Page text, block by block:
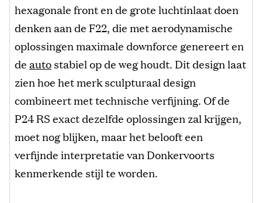
hexagonale front en de grote luchtinlaat doen
denken aan de F22, die met aerodynamische
oplossingen maximale downforce genereert en
deautostabiel op de weg houdt. Dit design laat
zien hoe het merk sculpturaal design
combineert met technische verfijning. Of de
P24 RS exact dezelfde oplossingen zal krijgen,
moet nog blijken, maar het belooft een
verfijnde interpretatie van Donkervoorts
kenmerkende stijl te worden.